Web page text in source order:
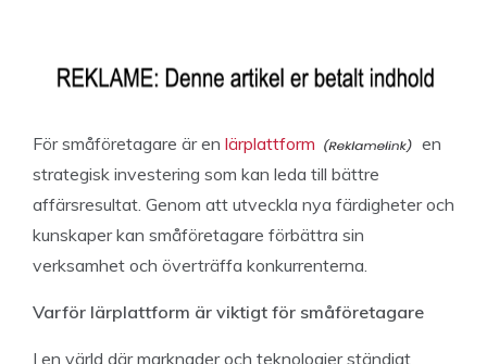
För småföretagare är en lärplattform
en
strategisk investering som kan leda till bättre
affärsresultat. Genom att utveckla nya färdigheter och
kunskaper kan småföretagare förbättra sin
verksamhet och överträffa konkurrenterna.
Varför lärplattform är viktigt för småföretagare
I en värld där marknader och teknologier ständigt